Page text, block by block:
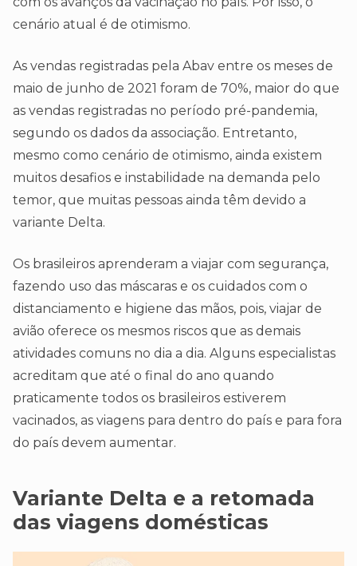
cenário atual é de otimismo.
As vendas registradas pela Abav entre os meses de
maio de junho de 2021 foram de 70%, maior do que
as vendas registradas no período pré-pandemia,
segundo os dados da associação. Entretanto,
mesmo como cenário de otimismo, ainda existem
muitos desafios e instabilidade na demanda pelo
temor, que muitas pessoas ainda têm devido a
variante Delta.
Os brasileiros aprenderam a viajar com segurança,
fazendo uso das máscaras e os cuidados com o
distanciamento e higiene das mãos, pois, viajar de
avião oferece os mesmos riscos que as demais
atividades comuns no dia a dia. Alguns especialistas
acreditam que até o final do ano quando
praticamente todos os brasileiros estiverem
vacinados, as viagens para dentro do país e para fora
do país devem aumentar.
Variante Delta e a retomada
das viagens domésticas